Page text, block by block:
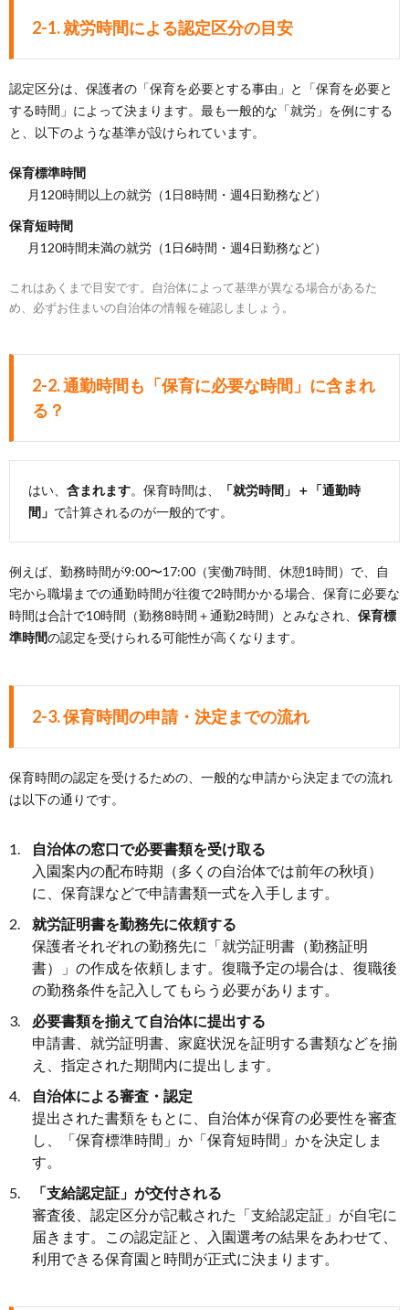
2-1. 就労時間による認定区分の目安
認定区分は、保護者の「保育を必要とする事由」と「保育を必要と
する時間」によって決まります。最も一般的な「就労」を例にする
と、以下のような基準が設けられています。
保育標準時間
月120時間以上の就労（1日8時間・週4日勤務など）
保育短時間
月120時間未満の就労（1日6時間・週4日勤務など）
これはあくまで目安です。自治体によって基準が異なる場合があるた
め、必ずお住まいの自治体の情報を確認しましょう。
2-2. 通勤時間も「保育に必要な時間」に含まれ
る？
はい、 含まれます。保育時間は、
「就労時間」＋「通勤時
間」 で計算されるのが一般的です。
例えば、勤務時間が9:00〜17:00（実働7時間、休憩1時間）で、自
宅から職場までの通勤時間が往復で2時間かかる場合、保育に必要な
時間は合計で10時間（勤務8時間＋通勤2時間）とみなされ、 保育標
準時間の認定を受けられる可能性が高くなります。
2-3. 保育時間の申請・決定までの流れ
保育時間の認定を受けるための、一般的な申請から決定までの流れ
は以下の通りです。
自治体の窓口で必要書類を受け取る
入園案内の配布時期（多くの自治体では前年の秋頃）
に、保育課などで申請書類一式を入手します。
就労証明書を勤務先に依頼する
保護者それぞれの勤務先に「就労証明書（勤務証明
書）」の作成を依頼します。復職予定の場合は、復職後
の勤務条件を記入してもらう必要があります。
必要書類を揃えて自治体に提出する
申請書、就労証明書、家庭状況を証明する書類などを揃
え、指定された期間内に提出します。
自治体による審査・認定
提出された書類をもとに、自治体が保育の必要性を審査
し、「保育標準時間」か「保育短時間」かを決定しま
す。
「支給認定証」が交付される
審査後、認定区分が記載された「支給認定証」が自宅に
届きます。この認定証と、入園選考の結果をあわせて、
利用できる保育園と時間が正式に決まります。